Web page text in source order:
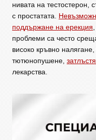
нивата на тестостерон,
с простатата.
поддържане на ерекция
проблеми са често
високо кръвно
тютюнопушене,
лекарства.